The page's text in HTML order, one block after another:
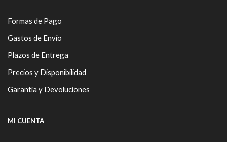
Formas de Pago
Gastos de Envío
Plazos de Entrega
Precios y Disponibilidad
Garantía y Devoluciones
MI CUENTA